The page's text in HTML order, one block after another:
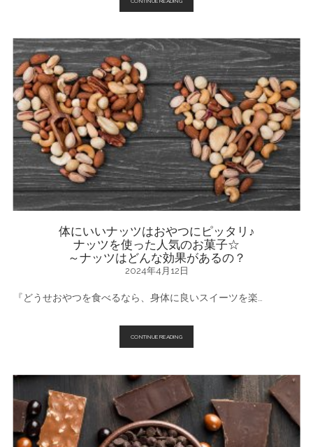
オ
チ
ョ
レ
ー
ト
の
美
容
＆
健
効
果
♪
の
カ
カ
オ
含
率
は？
体にいいナッツはおやつにピッタリ♪
ナッツを使った人気のお菓子☆
～ナッツはどんな効果があるの？
2024年4月12日
『どうせおやつを食べるなら、身体に良いスイーツを楽…
CONTINUE READING体
ナ
ッ
は
つ
に